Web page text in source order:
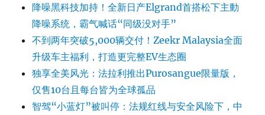
降噪黑科技加持！全新日产Elgrand首搭松下主動
降噪系统，霸气喊话“同级没对手”
不到两年突破5,000辆交付！Zeekr Malaysia全面
升级车主福利，打造更完整EV生态圈
独享全美风光：法拉利推出Purosangue限量版，
仅售10台且每台皆为全球孤品
智驾“小蓝灯”被叫停：法规红线与安全风险下，中